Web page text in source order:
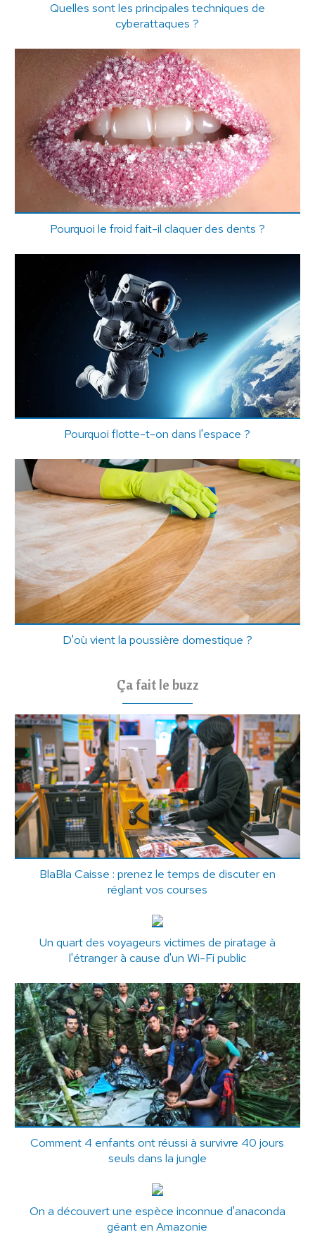
Quelles sont les principales techniques de
cyberattaques ?
Pourquoi le froid fait-il claquer des dents ?
Pourquoi flotte-t-on dans l'espace ?
D'où vient la poussière domestique ?
Ça fait le buzz
BlaBla Caisse : prenez le temps de discuter en
réglant vos courses
Un quart des voyageurs victimes de piratage à
l'étranger à cause d'un Wi-Fi public
Comment 4 enfants ont réussi à survivre 40 jours
seuls dans la jungle
On a découvert une espèce inconnue d'anaconda
géant en Amazonie